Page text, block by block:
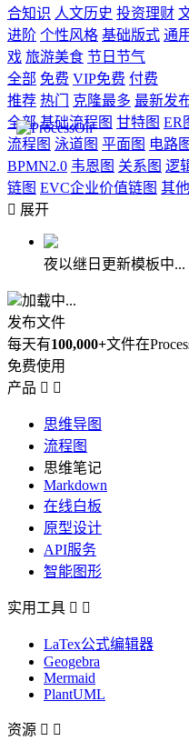
合知识 人文历史 投资理财
进阶 个性风格 基础版式 通
戏 旅游美食 节日节气
全部 免费 VIP免费 付费
推荐 热门 克隆最多 最新发
全部 基础流程图 甘特图 ER
流程图 泳道图 平面图 电路图
BPMN2.0 韦恩图 关系图 逻
链图 EVC企业价值链图 其
 展开
夜以继日更新模板中...
加载中...
发布文件
每天有100,000+文件在
免费使用
产品  
思维导图
流程图
思维笔记
Markdown
在线白板
原型设计
API服务
智能图形
实用工具  
LaTex公式编辑器
Geogebra
Mermaid
PlantUML
资源  